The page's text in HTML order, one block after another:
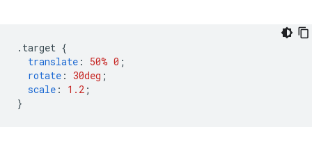
. target {
translate : 50% 0 ;
rotate : 30deg ;
scale : 1.2 ;
}